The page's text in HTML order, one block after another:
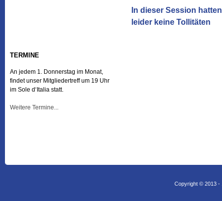
In dieser Session
leider keine Tollitäten
TERMINE
An jedem 1. Donnerstag im Monat,
findet unser Mitgliedertreff um 19 Uhr
im Sole d‘Italia statt.
Weitere Termine...
Copyright © 2013